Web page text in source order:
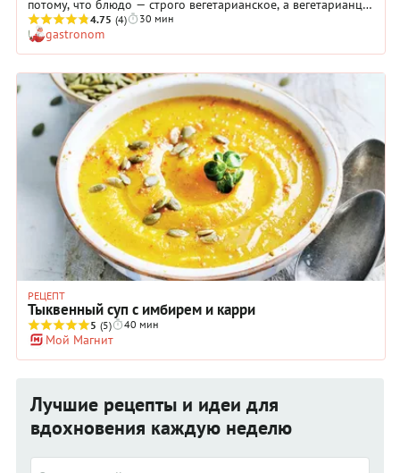
потому, что блюдо — строго вегетарианское, а вегетарианцы
всех стран очень почитают всевозможные супчики с тофу в
своем рационе. В последние десятилетия блюдо в своих
разных версиях стало популярным и в меню многих
ресторанов. Приготовьте этот легкий и питательный суп с
богатым вкусом и приятным пряным ароматом: специи и
соусы можно добавлять в зависимости от предпочтений, но
не пренебрегайте главными ингредиентами. Это тофу, грибы,
чеснок, соевый соус, зелень кинзы.
4.75 (4) 30 мин
gastronom
РЕЦЕПТ
Тыквенный суп с имбирем и карри
5 (5) 40 мин
Мой Магнит
Лучшие рецепты и идеи для
вдохновения каждую неделю